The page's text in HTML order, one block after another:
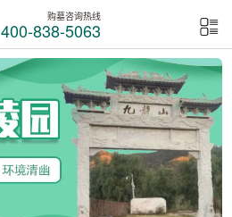
购墓咨询热线
400-838-5063